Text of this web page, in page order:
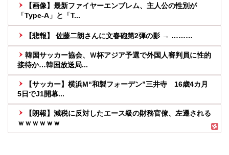
【画像】最新ファイヤーエンブレム、主人公の性別が
「Type-A」と「T...
【悲報】 佐藤二朗さんに文春砲第2弾の影 → ………
韓国サッカー協会、Ｗ杯アジア予選で外国人審判員に性的
接待か…韓国放送局...
【サッカー】横浜M“和製フォーデン”三井寺 16歳4カ月
5日でJ1開幕...
【朗報】減税に反対したエース級の財務官僚、左遷される
ｗｗｗｗｗｗ